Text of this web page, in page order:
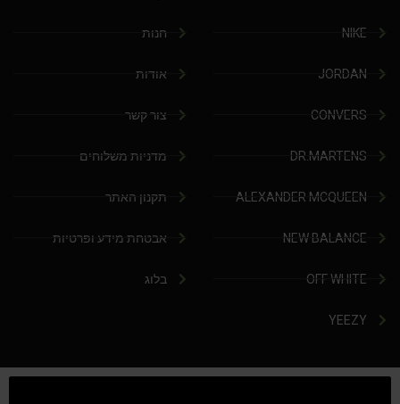
NIKE
JORDAN
CONVERS
DR.MARTENS
ALEXANDER MCQUEEN
NEW BALANCE
OFF WHITE
YEEZY
חנות
אודות
צור קשר
מדניות משלוחים
תקנון האתר
אבטחת מידע ופרטיות
בלוג